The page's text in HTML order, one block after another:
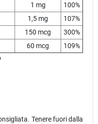
1 mg
100%
1,5 mg
107%
150 mcg
300%
60 mcg
109%
Tenere fuori dalla